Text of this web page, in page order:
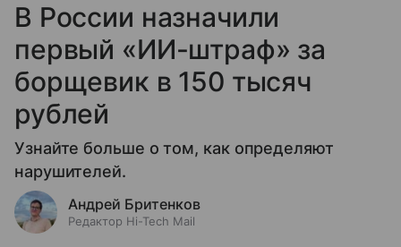
В России назначили
первый «ИИ-штраф» за
борщевик в 150 тысяч
рублей
Узнайте больше о том, как определяют
нарушителей.
Андрей Бритенков
Редактор Hi-Tech Mail